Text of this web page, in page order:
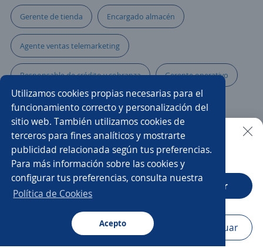
Utilizamos cookies propias necesarias para el
funcionamiento correcto y personalización del
sitio web. También utilizamos cookies de
terceros para fines analíticos y mostrarte
publicidad relacionada según tus preferencias.
Para más información sobre las cookies y
configurar tus preferencias, consulta nuestra
Política de Cookies
Acepto
Buscar Postulaciones Avisos Favoritos
Gerente de tienda Encargado almacén
Agente ventas telemarketing
Responsable de crédito y cobranza Gerente operativo
Ejecutivo/a telefónico Ejecutivo/a de cuenta
Supervisor/a de obra Supervisor cobranza
Gerente restaurante Community manager
Gerente Agente de ventas
Buscar es más fácil en la app
CT App Abrir
Navegador Continuar